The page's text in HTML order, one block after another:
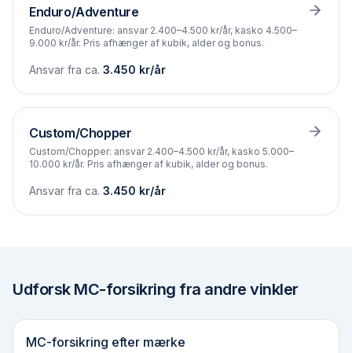
Enduro/Adventure
Enduro/Adventure: ansvar 2.400–4.500 kr/år, kasko 4.500–
9.000 kr/år. Pris afhænger af kubik, alder og bonus.
Ansvar fra ca. 3.450 kr/år
Custom/Chopper
Custom/Chopper: ansvar 2.400–4.500 kr/år, kasko 5.000–
10.000 kr/år. Pris afhænger af kubik, alder og bonus.
Ansvar fra ca. 3.450 kr/år
Udforsk MC-forsikring fra andre vinkler
MC-forsikring efter mærke